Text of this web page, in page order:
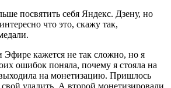
посвятить себя Яндекс. Дзену, но
что это, скажу так,
Эфире кажется не так сложно, но я
ошибок поняла, почему я стояла на
на монетизацию. Пришлось